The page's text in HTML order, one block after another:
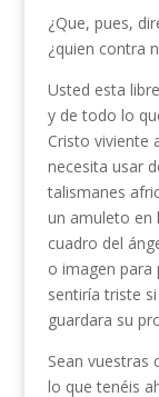
¿Que, pues,
¿quien contra
Usted esta
y de todo lo
Cristo viviente
necesita usar
talismanes
un amuleto en
cuadro del
o imagen para
sentiría triste
guardara su
Sean vuestras
lo que tenéis